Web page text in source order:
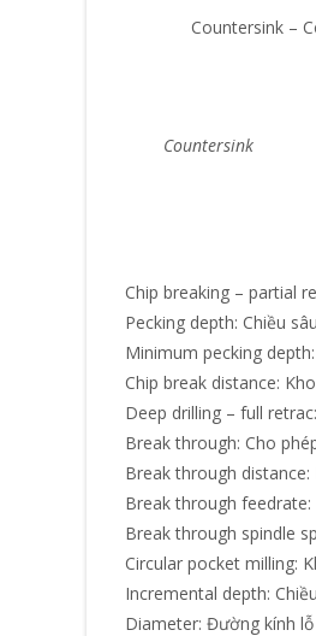
Countersink –
Countersink
Chip breaking – partial
Pecking depth: Chiều
Minimum pecking
Chip break distance:
Deep drilling – full
Break through: Cho
Break through
Break through
Break through spindle
Circular pocket milling:
Incremental depth:
Diameter: Đường kính